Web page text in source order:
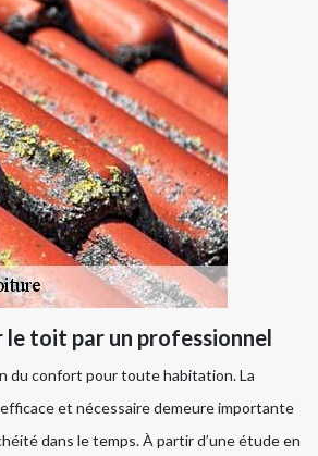
toit par un professionnel
du confort pour toute habitation. La
et nécessaire demeure importante
dans le temps. À partir d’une étude en